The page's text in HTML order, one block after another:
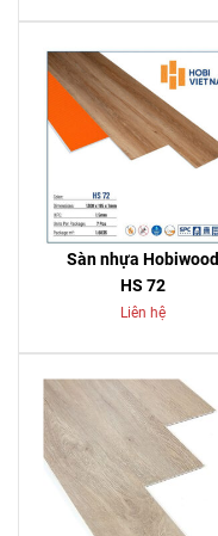
Sàn nhựa Hobiwood
HS 72
Liên hệ